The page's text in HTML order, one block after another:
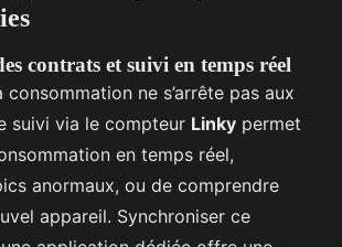
contrats et suivi en temps réel
ne s’arrête pas aux
suivi via le compteur Linky permet
en temps réel,
anormaux, ou de comprendre
appareil. Synchroniser ce